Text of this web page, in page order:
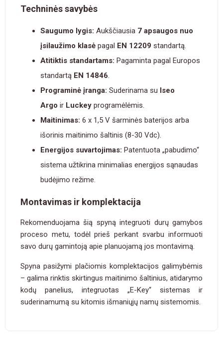
Techninės savybės
Saugumo lygis: Aukščiausia 7 apsaugos nuo
įsilaužimo klasė pagal EN 12209 standartą.
Atitiktis standartams: Pagaminta pagal Europos
standartą EN 14846.
Programinė įranga: Suderinama su Iseo
Argo ir Luckey programėlėmis.
Maitinimas: 6 x 1,5 V šarminės baterijos arba
išorinis maitinimo šaltinis (8-30 Vdc).
Energijos suvartojimas: Patentuota „pabudimo“
sistema užtikrina minimalias energijos sąnaudas
budėjimo režime.
Montavimas ir komplektacija
Rekomenduojama šią spyną integruoti durų gamybos
proceso metu, todėl prieš perkant svarbu informuoti
savo durų gamintoją apie planuojamą jos montavimą.
Spyna pasižymi plačiomis komplektacijos galimybėmis
– galima rinktis skirtingus maitinimo šaltinius, atidarymo
kodų panelius, integruotas „E-Key“ sistemas ir
suderinamumą su kitomis išmaniųjų namų sistemomis.